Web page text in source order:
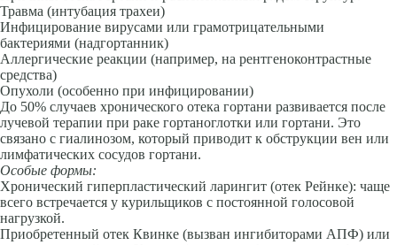
Травма (интубация трахеи)
Инфицирование вирусами или грамотрицательными
бактериями (надгортанник)
Аллергические реак­ции (например, на рентгеноконтрастные
средства)
Опухоли (особенно при инфицировании)
До 50% случаев хронического отека гортани раз­вивается после
лучевой терапии при раке гортаноглотки или гортани. Это
связано с гиалинозом, который приводит к обструкции вен или
лим­фатических сосудов гортани.
Особые формы:
Хронический гиперпластический ларингит (отек Рейнке): чаще
всего встречается у курильщиков с постоянной голосовой
нагрузкой.
Приобретенный отек Квинке (вызван ингибиторами АПФ) или